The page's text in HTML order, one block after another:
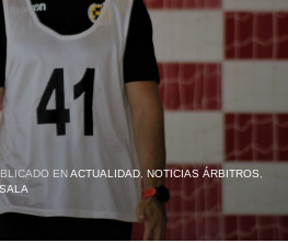
ENACTUALIDAD, NOTICIAS ÁRBITROS